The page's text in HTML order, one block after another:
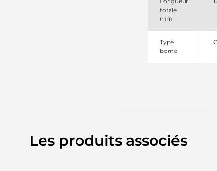
totale
mm
Type
borne
Les produits associés